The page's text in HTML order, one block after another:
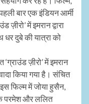
बार एक इंडियन आर्मी
में इमरान द्वारा
दुबे की यात्रा को
ज़ीरो’ में इमरान
किया गया है। संचित
इस फिल्म में जोया हुसैन,
परमेश और ललित